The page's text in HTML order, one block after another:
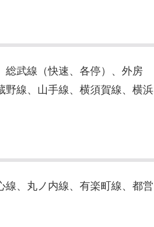
総武線（快速、各停）、外房
野線、山手線、横須賀線、横浜
線、丸ノ内線、有楽町線、都営